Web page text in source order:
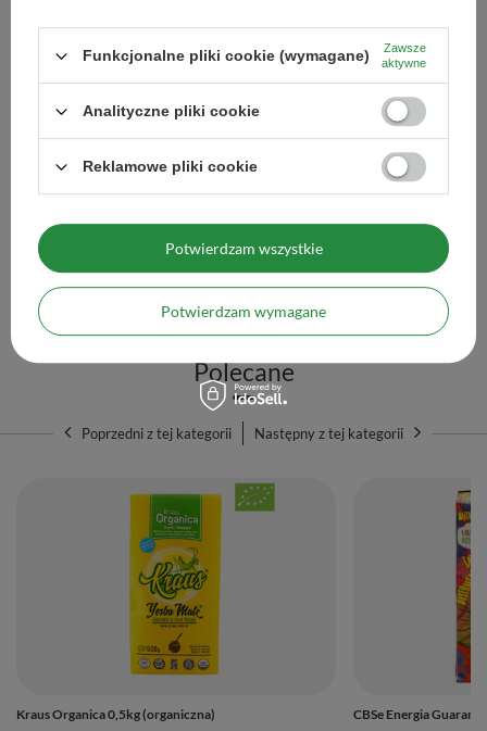
Kraus Pure Leaf 0,5kg (organiczna)
(99,80 zł / kg)
Ilość produktów
Kraus Organica 0,5kg
(73,98 zł / kg)
Ilość produktów
Polecane
Poprzedni z tej kategorii Następny z tej kategorii
Kraus Organica 0,5kg (organiczna) CBSe Energia Guarana
Funkcjonalne pliki cookie (wymagane)
Zawsze
aktywne
Analityczne pliki cookie
Reklamowe pliki cookie
Potwierdzam wymagane
Potwierdzam wszystkie